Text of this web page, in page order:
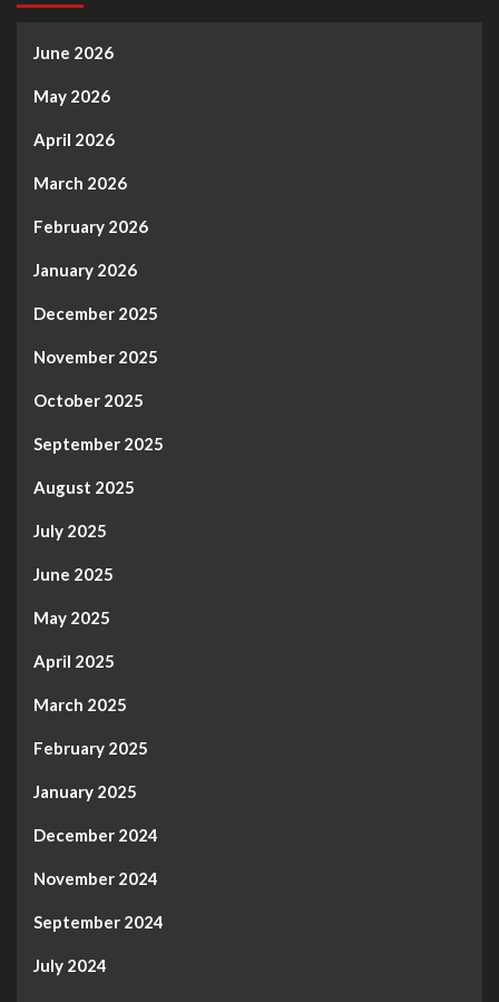
June 2026
May 2026
April 2026
March 2026
February 2026
January 2026
December 2025
November 2025
October 2025
September 2025
August 2025
July 2025
June 2025
May 2025
April 2025
March 2025
February 2025
January 2025
December 2024
November 2024
September 2024
July 2024